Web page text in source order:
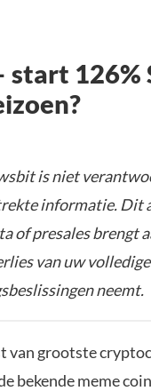
start 126%
is niet
informatie. Dit
of presales brengt
van uw
neemt.
van grootste
bekende meme